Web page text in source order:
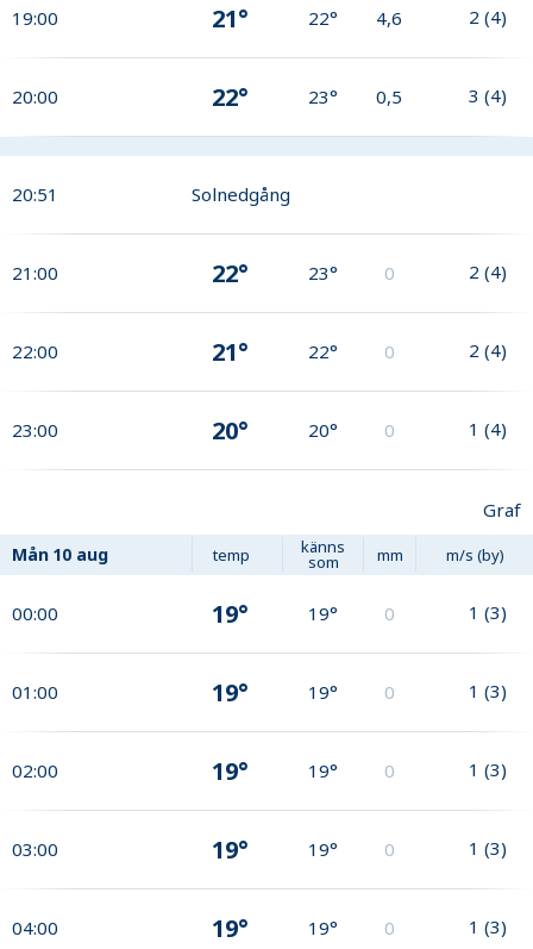
19:00 21° 22° 4,6 2 (4)
20:00 22° 23° 0,5 3 (4)
20:51 Solnedgång
21:00 22° 23° 0 2 (4)
22:00 21° 22° 0 2 (4)
23:00 20° 20° 0 1 (4)
Graf
Mån 10 aug temp känns
som mm m/s (by)
00:00 19° 19° 0 1 (3)
01:00 19° 19° 0 1 (3)
02:00 19° 19° 0 1 (3)
03:00 19° 19° 0 1 (3)
04:00 19° 19° 0 1 (3)